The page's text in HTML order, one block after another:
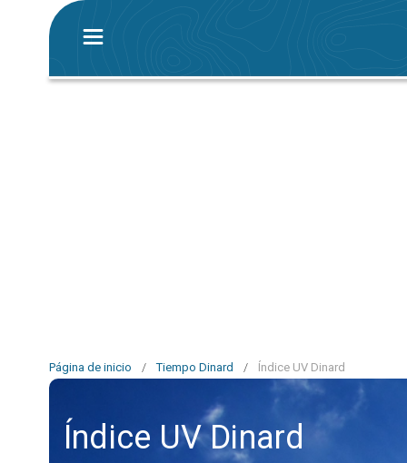
Página de inicio / Tiempo Dinard / Índice UV Dinard
Índice UV Dinard